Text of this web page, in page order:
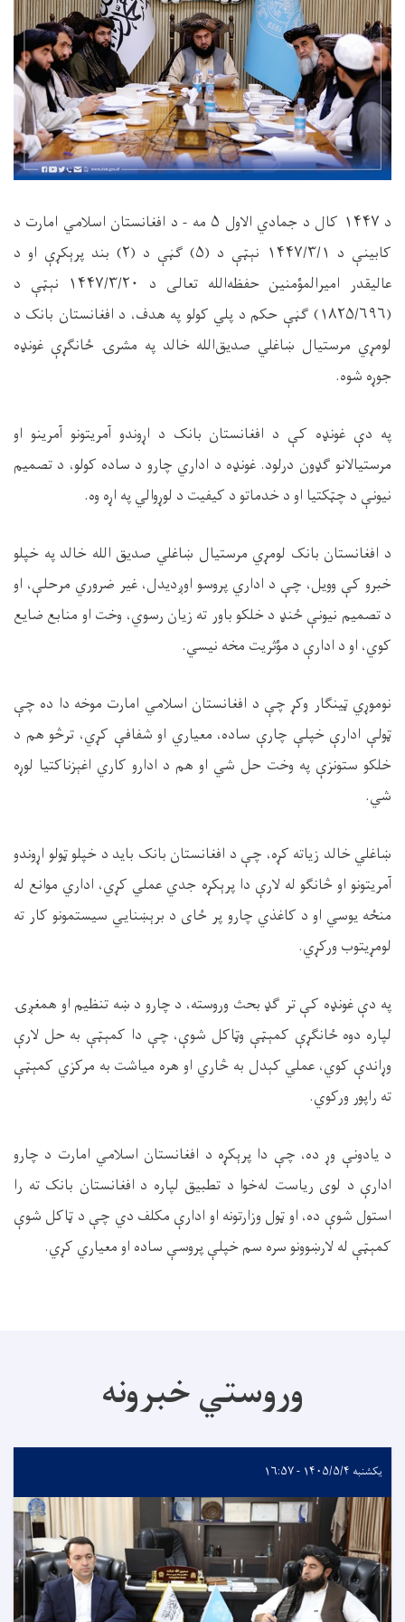
د ۱۴۴۷ کال د جمادي الاول ۵ مه - د افغانستان اسلامي امارت د
کابینې د ۱۴۴۷/۳/۱ نېټې د (۵) ګڼې د (۲) بند پرېکړې او د
عالیقدر امیرالمؤمنین حفظه‌الله تعالی د
نېټې د
(۱۸۲۵/۶۹۶) ګڼې حکم د پلي کولو په هدف، د افغانستان بانک د
لومړي مرستیال ښاغلي صدیق‌الله خالد په مشرۍ ځانګړې غونډه
جوړه شوه.
په دې غونډه کې د افغانستان بانک د اړوندو آمریتونو آمرینو او
مرستیالانو ګډون درلود. غونډه د اداري چارو د ساده کولو، د تصمیم
نیونې د چټکتیا او د خدماتو د کیفیت د لوړوالي په اړه وه.
د افغانستان بانک لومړي مرستیال ښاغلي صدیق الله خالد په خپلو
خبرو کې وویل، چې د اداري پروسو اوږدیدل، غیر ضروري مرحلې، او
د تصمیم نیونې ځنډ د خلکو باور ته زیان رسوي، وخت او منابع ضایع
کوي، او د ادارې د مؤثریت مخه نیسي.
نوموړي ټینګار وکړ چې د افغانستان اسلامي امارت موخه دا ده چې
ټولې ادارې خپلې چارې ساده، معیاري او شفافې کړي، ترڅو هم د
خلکو ستونزې په وخت حل شي او هم د ادارو کاري اغېزناکتیا لوړه
شي.
ښاغلي خالد زیاته کړه، چې د افغانستان بانک باید د خپلو ټولو اړوندو
آمریتونو او څانګو له لارې دا پرېکړه جدي عملي کړي، اداري موانع له
منځه یوسي او د کاغذي چارو پر ځای د برېښنایي سیستمونو کار ته
لومړیتوب ورکړي.
په دې غونډه کې تر ګډ بحث وروسته، د چارو د ښه تنظیم او همغږۍ
لپاره دوه ځانګړې کمېټې وټاکل شوې، چې دا کمېټې به حل لارې
وړاندې کوي، عملي کېدل به څاري او هره میاشت به مرکزي کمېټې
ته راپور ورکوي.
د یادونې وړ ده، چې دا پرېکړه د افغانستان اسلامي امارت د چارو
ادارې د لوی ریاست له‌خوا د تطبیق لپاره د افغانستان بانک ته را
استول شوې ده، او ټول وزارتونه او ادارې مکلف دي چې د ټاکل شوې
کمېټې له لارښوونو سره سم خپلې پروسې ساده او معیاري کړي.
وروستي خبرونه
یکشنبه ۱۴۰۵/۵/۴ - ۱۶:۵۷